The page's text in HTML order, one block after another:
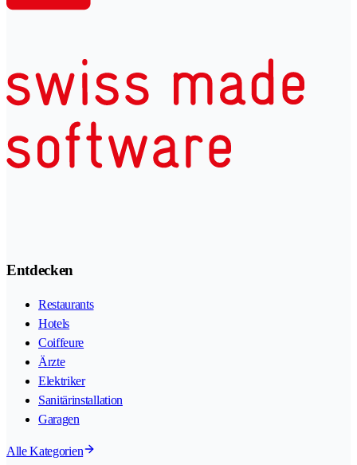
Entdecken
Restaurants
Hotels
Coiffeure
Ärzte
Elektriker
Sanitärinstallation
Garagen
Alle Kategorien